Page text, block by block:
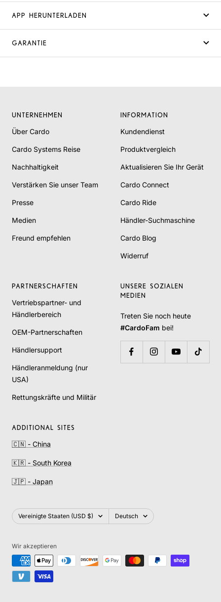
APP HERUNTERLADEN
GARANTIE
UNTERNEHMEN
Über Cardo
Cardo Systems Reise
Nachhaltigkeit
Verstärken Sie unser Team
Presse
Medien
Freund empfehlen
INFORMATION
Kundendienst
Produktvergleich
Aktualisieren Sie Ihr Gerät
Cardo Connect
Cardo Ride
Händler-Suchmaschine
Cardo Blog
Widerruf
PARTNERSCHAFTEN
Vertriebspartner- und
Händlerbereich
OEM-Partnerschaften
Händlersupport
Händleranmeldung (nur
USA)
Rettungskräfte und Militär
UNSERE SOZIALEN
MEDIEN
Treten Sie noch heute
#CardoFam bei!
ADDITIONAL SITES
🇨🇳 - China
🇰🇷 - South Korea
🇯🇵 - Japan
Land/Region
Vereinigte Staaten (USD $) Sprache
Deutsch
Wir akzeptieren